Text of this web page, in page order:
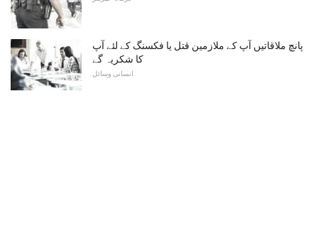
پانچ ملاقاتیں آپ کے ملازمین قتل یا فکسنگ کے لئے آپ
کا شکریہ گے
انسانی وسائل